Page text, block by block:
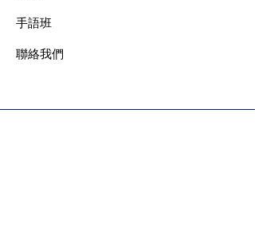
手語班
​聯絡我們